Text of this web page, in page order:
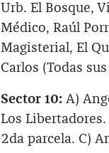
Urb. El Bosque,
Médico, Raúl
Magisterial, El
Carlos (Todas
Sector 10: A)
Los
2da parcela. C)